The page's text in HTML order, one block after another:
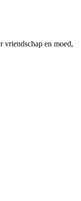
vriendschap en moed,